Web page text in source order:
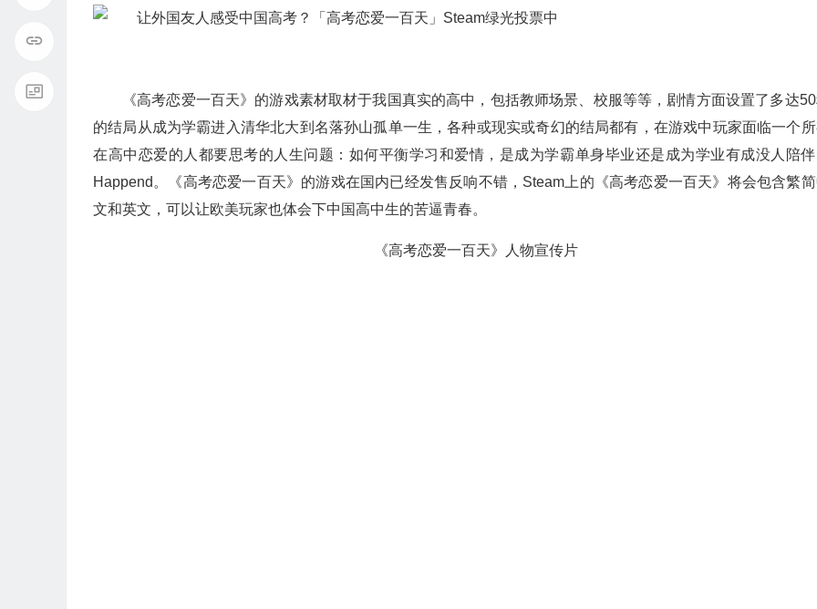
《高考恋爱一百天》的游戏素材取材于我国真实的高中，包括教师场景、校服等等，剧情方面设置了多达
的结局从成为学霸进入清华北大到名落孙山孤单一生，各种或现实或奇幻的结局都有，在游戏中玩家面临一个
在高中恋爱的人都要思考的人生问题：如何平衡学习和爱情，是成为学霸单身毕业还是成为学业有成没人陪
Happend。《高考恋爱一百天》的游戏在国内已经发售反响不错，Steam上的《高考恋爱一百天》将会包含繁简
文和英文，可以让欧美玩家也体会下中国高中生的苦逼青春。
《高考恋爱一百天》人物宣传片